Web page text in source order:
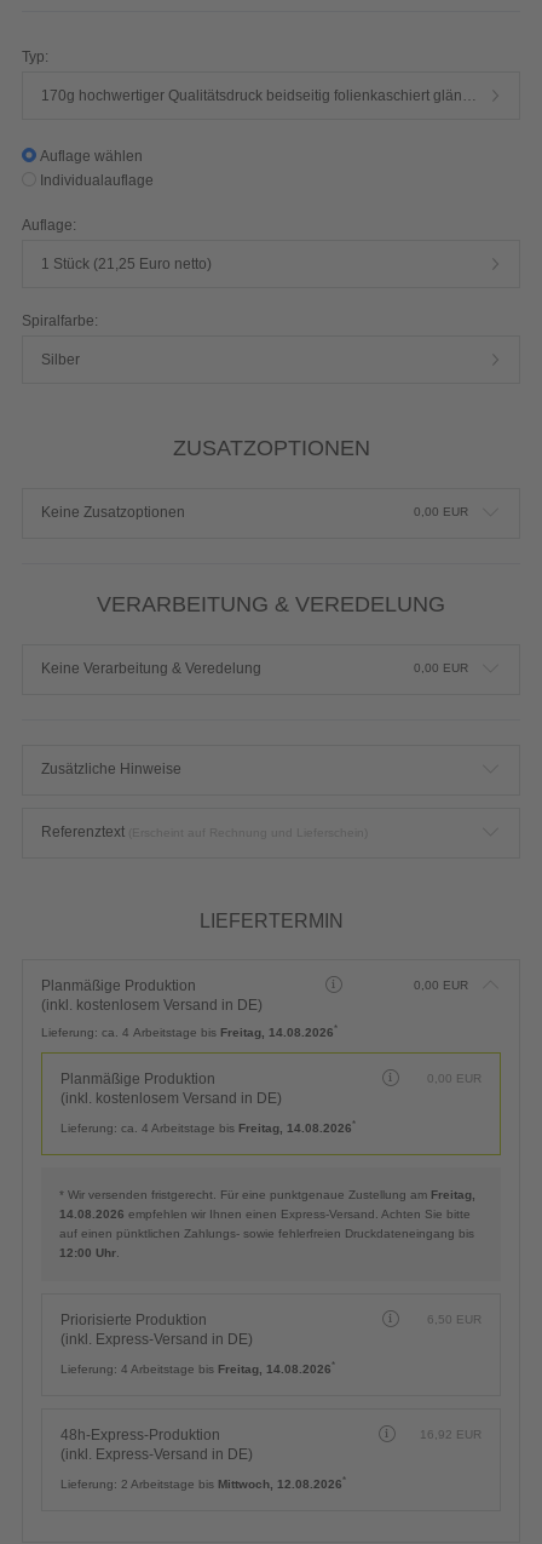
Typ:
Auflage wählen
Individualauflage
Auflage:
1 Stück (21,25 Euro netto)
Spiralfarbe:
Silber
ZUSATZOPTIONEN
Keine Zusatzoptionen 0,00 EUR
VERARBEITUNG & VEREDELUNG
Keine Verarbeitung & Veredelung 0,00 EUR
Zusätzliche Hinweise
Referenztext
LIEFERTERMIN
Planmäßige Produktion
(inkl. kostenlosem Versand in DE)
0,00 EUR
Lieferung: ca. 4 Arbeitstage bis Freitag, 14.08.2026*
Planmäßige Produktion
(inkl. kostenlosem Versand in DE)
0,00 EUR
Lieferung: ca. 4 Arbeitstage bis Freitag, 14.08.2026*
* Wir versenden fristgerecht. Für eine punktgenaue Zustellung am Freitag,
14.08.2026 empfehlen wir Ihnen einen Express-Versand. Achten Sie bitte
auf einen pünktlichen Zahlungs- sowie fehlerfreien Druckdateneingang bis
12:00 Uhr
Priorisierte Produktion
(inkl. Express-Versand in DE)
6,50 EUR
Lieferung: 4 Arbeitstage bis Freitag, 14.08.2026*
48h-Express-Produktion
(inkl. Express-Versand in DE)
16,92 EUR
Lieferung: 2 Arbeitstage bis Mittwoch, 12.08.2026*